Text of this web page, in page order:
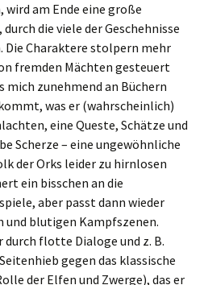
am Ende eine große
die viele der Geschehnisse
Die Charaktere stolpern mehr
fremden Mächten gesteuert
mich zunehmend an Büchern
was er (wahrscheinlich)
eine Queste, Schätze und
Scherze – eine ungewöhnliche
der Orks leider zu hirnlosen
ein bisschen an die
aber passt dann wieder
und blutigen Kampfszenen.
flotte Dialoge und z. B.
gegen das klassische
der Elfen und Zwerge), das er